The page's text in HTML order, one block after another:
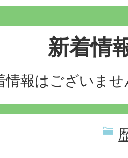
新着情
情報はございませ